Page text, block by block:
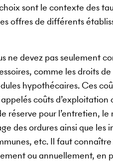
sont le contexte des
offres de différents
ne devez pas seulement
comme les droits
hypothécaires. Ces
coûts
réserve pour l’entretien,
des ordures ainsi que les
etc. Il faut
ou annuellement, en